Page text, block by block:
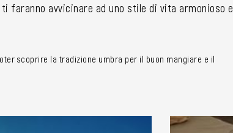
faranno avvicinare ad uno stile di vita armonioso e
scoprire la tradizione umbra per il buon mangiare e il